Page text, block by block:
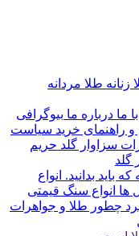
زنانه طلا مردانه
ما درباره ما بیوگرافی
راهنمای خرید سیاست
سزاوار گلد حریم
گلد
باید بدانید. انواع
ها انواع سنگ قیمتی
چطور طلا و جواهرات